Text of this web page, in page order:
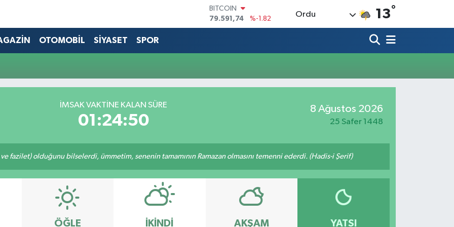
BITCOIN
79.591,74
%-1.82
DOLAR
61,60380
%0.18
Ordu 13°
OTOMOBİL SİYASET SPOR
İMSAK VAKTİNE KALAN SÜRE
01:24:50
8 Ağustos 2026
25 Safer 1448
ve fazilet) olduğunu bilselerdi, ümmetim, senenin tamamının Ramazan olmasını temenni ederdi. (Hadis-i Şerif)
ÖĞLE İKINDI AKŞAM YATSI